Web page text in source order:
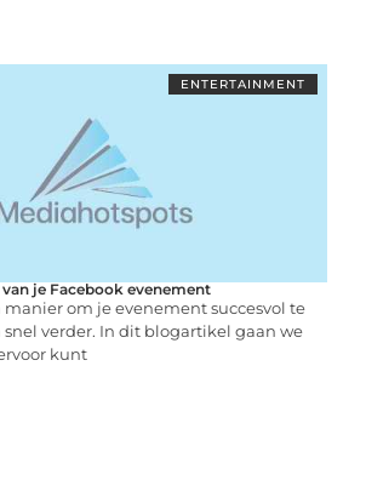
ENTERTAINMENT
je Facebook evenement
manier om je evenement succesvol te
snel verder. In dit blogartikel gaan we
kunt